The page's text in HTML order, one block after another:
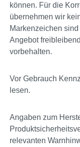
können. Für die
übernehmen wir
Markenzeichen
Angebot
vorbehalten.
Vor Gebrauch
lesen.
Angaben zum
relevanten